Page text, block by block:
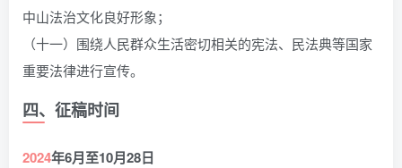
中山法治文化良好形象；
（十一）围绕人民群众生活密切相关的宪法、民法典等国家
重要法律进行宣传。
四、征稿时间
2024年6月至10月28日